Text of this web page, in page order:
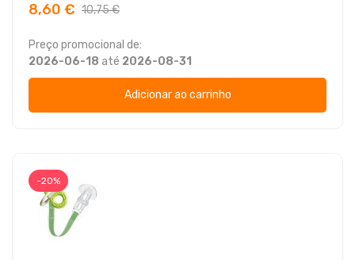
8,60 € 10,75 €
Preço promocional de:
2026-06-18 até 2026-08-31
Adicionar ao carrinho
-20%